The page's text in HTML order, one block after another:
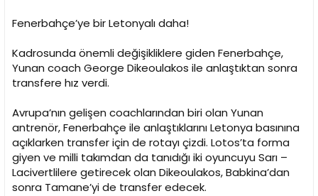
Fenerbahçe’ye bir Letonyalı daha!
Kadrosunda önemli değişikliklere giden Fenerbahçe,
Yunan coach George Dikeoulakos ile anlaştıktan sonra
transfere hız verdi.
Avrupa’nın gelişen coachlarından biri olan Yunan
antrenör, Fenerbahçe ile anlaştıklarını Letonya basınına
açıklarken transfer için de rotayı çizdi. Lotos’ta forma
giyen ve milli takımdan da tanıdığı iki oyuncuyu Sarı –
Lacivertlilere getirecek olan Dikeoulakos, Babkina’dan
sonra Tamane’yi de transfer edecek.